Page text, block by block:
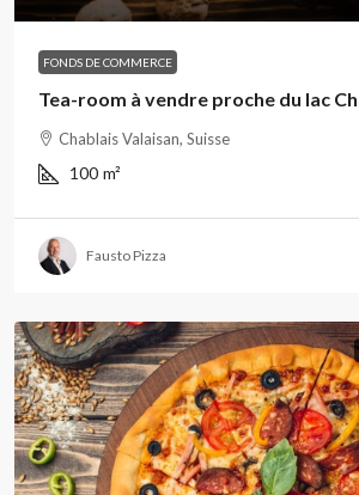
FONDS DE COMMERCE
Tea-room à vendre proche du lac
Chablais Valaisan, Suisse
100 m²
Fausto Pizza